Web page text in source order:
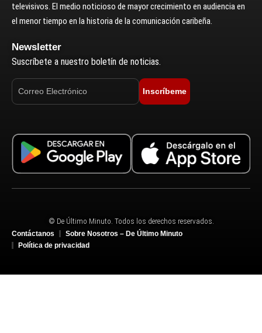
televisivos. El medio noticioso de mayor crecimiento en audiencia en
el menor tiempo en la historia de la comunicación caribeña.
Newsletter
Suscríbete a nuestro boletín de noticias.
Inscríbeme
© De Último Minuto. Todos los derechos reservados.
Contáctanos
Sobre Nosotros – De Último Minuto
Política de privacidad